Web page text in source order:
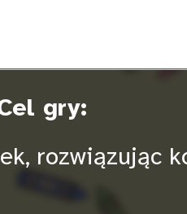
gry:
rozwiązując